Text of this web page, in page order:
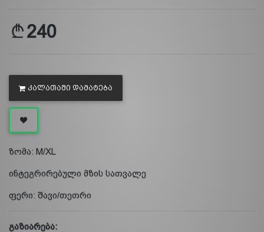
240
ᲙᲐᲚᲐᲗᲐᲨᲘ ᲓᲐᲛᲐᲢᲔᲑᲐ
ზომა: M/XL
ინტეგრირებული მზის სათვალე
ფერი: შავი/თეთრი
გაზიარება: